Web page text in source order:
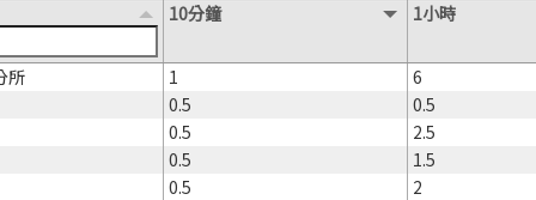
10分鐘 1小時
所 1
6
0.5
0.5
0.5
2.5
0.5
1.5
0.5
2